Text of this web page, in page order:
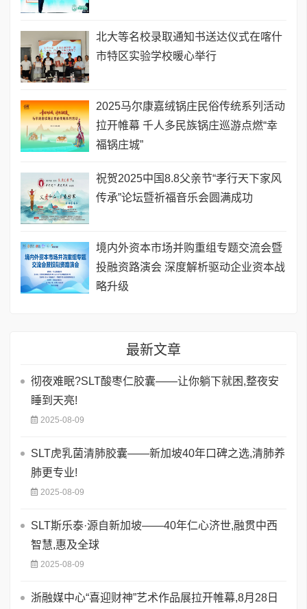
北大等名校录取通知书送达仪式在喀什
市特区实验学校暖心举行
2025马尔康嘉绒锅庄民俗传统系列活动
拉开帷幕 千人多民族锅庄巡游点燃“幸
福锅庄城”
祝贺2025中国8.8父亲节“孝行天下家风
传承”论坛暨祈福音乐会圆满成功
境内外资本市场并购重组专题交流会暨
投融资路演会 深度解析驱动企业资本战
略升级
最新文章
彻夜难眠?SLT酸枣仁胶囊——让你躺下就困,整夜安
睡到天亮!
2025-08-09
SLT虎乳菌清肺胶囊——新加坡40年口碑之选,清肺养
肺更专业!
2025-08-09
SLT斯乐泰·源自新加坡——40年仁心济世,融贯中西
智慧,惠及全球
2025-08-09
浙融媒中心“喜迎财神”艺术作品展拉开帷幕,8月28日